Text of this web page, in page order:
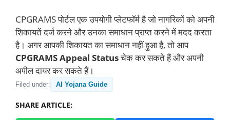
CPGRAMS पोर्टल एक उपयोगी प्लेटफॉर्म है जो नागरिकों को अपनी
शिकायतें दर्ज करने और उनका समाधान प्राप्त करने में मदद करता
है। अगर आपकी शिकायत का समाधान नहीं हुआ है, तो आप
CPGRAMS Appeal Statusचेक कर सकते हैं और अपनी
अपील दायर कर सकते हैं।
Filed under: AI Yojana Guide
SHARE ARTICLE: